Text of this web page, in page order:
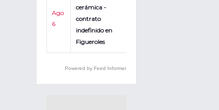
Ago
6
cerámica -
contrato
indefinido en
Figueroles
Powered by Feed Informer